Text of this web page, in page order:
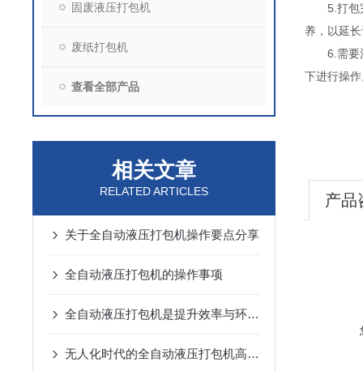
固废液压打包机
废纸打包机
查看全部产品
相关文章
RELATED ARTICLES
关于全自动液压打包机操作要点分享
全自动液压打包机的操作事项
全自动液压打包机是提升效率与环保的选择
无人化时代的全自动液压打包机高效节能、智能便捷
5.打包完
养，以延
6.需要注
下进行操
产品